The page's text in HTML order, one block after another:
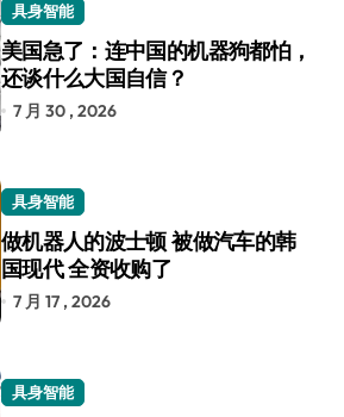
具身智能
美国急了：连中国的机器狗都怕，
还谈什么大国自信？
7 月 30 , 2026
具身智能
做机器人的波士顿 被做汽车的韩
国现代 全资收购了
7 月 17 , 2026
具身智能